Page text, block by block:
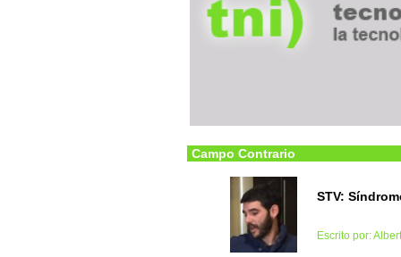
Campo Contrario
STV:
Escrito por: